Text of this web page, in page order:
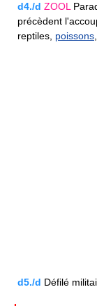
d4./d ZOOL
précèdent
reptiles, poissons
d5./d Défilé